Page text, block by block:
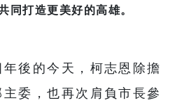
同打造更美好的高雄。
後的今天，柯志恩除擔
委，也再次肩負市長參